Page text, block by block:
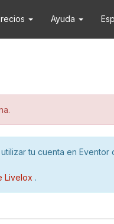
Ayuda
tu cuenta en Eventor
Livelox .